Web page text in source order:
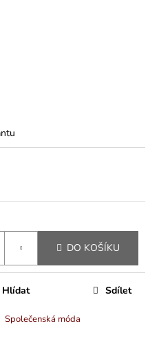
DO KOŠÍKU
Společenská móda
Hlídat Sdílet